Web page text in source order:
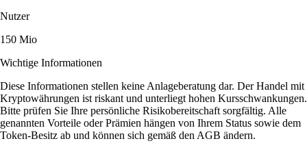
Nutzer
150 Mio
Wichtige Informationen
Diese Informationen stellen keine Anlageberatung dar. Der Handel mit
Kryptowährungen ist riskant und unterliegt hohen Kursschwankungen.
Bitte prüfen Sie Ihre persönliche Risikobereitschaft sorgfältig. Alle
genannten Vorteile oder Prämien hängen von Ihrem Status sowie dem
Token-Besitz ab und können sich gemäß den AGB ändern.